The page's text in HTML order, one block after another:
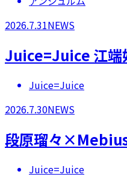
2026.7.31NEWS
Juice=Juice 江端
Juice=Juice
2026.7.30NEWS
段原瑠々×Mebius
Juice=Juice